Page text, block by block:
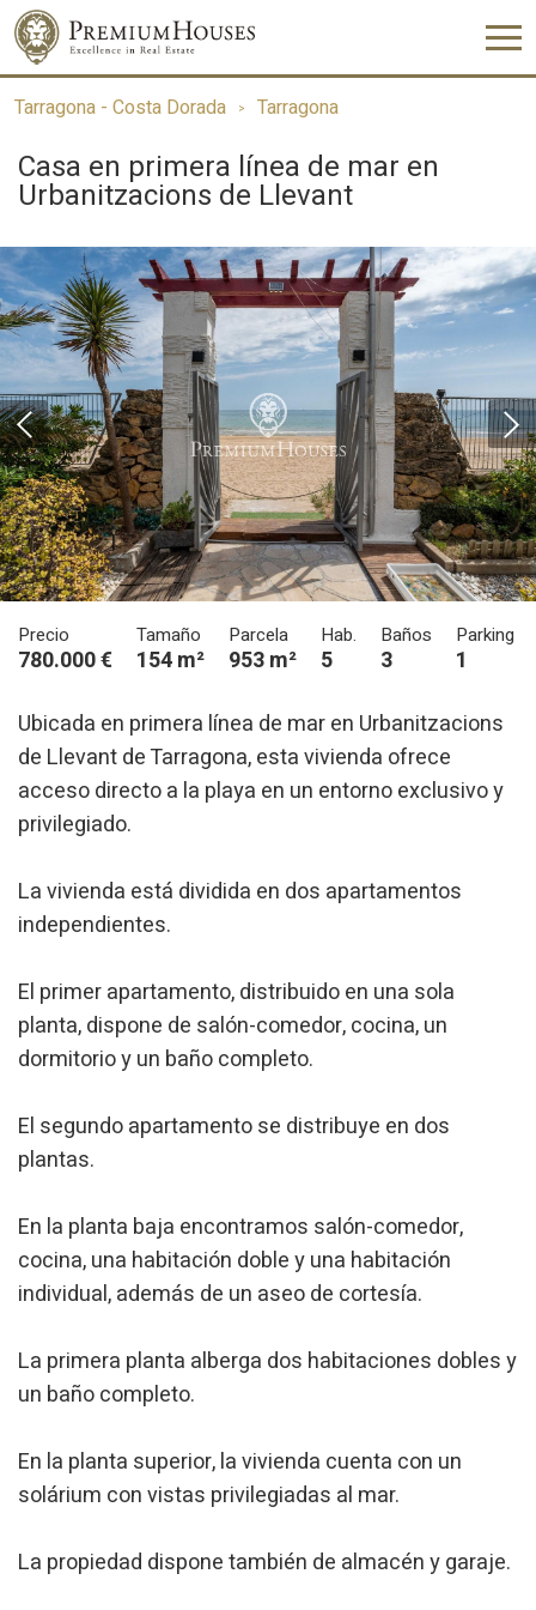
Tarragona - Costa Dorada Tarragona
Casa en primera línea de mar en
Urbanitzacions de Llevant
Precio
780.000 €
Tamaño
154 m²
Parcela
953 m²
Hab.
5
Baños
3
Parking
1
Ubicada en primera línea de mar en Urbanitzacions
de Llevant de Tarragona, esta vivienda ofrece
acceso directo a la playa en un entorno exclusivo y
privilegiado.
La vivienda está dividida en dos apartamentos
independientes.
El primer apartamento, distribuido en una sola
planta, dispone de salón-comedor, cocina, un
dormitorio y un baño completo.
El segundo apartamento se distribuye en dos
plantas.
En la planta baja encontramos salón-comedor,
cocina, una habitación doble y una habitación
individual, además de un aseo de cortesía.
La primera planta alberga dos habitaciones dobles y
un baño completo.
En la planta superior, la vivienda cuenta con un
solárium con vistas privilegiadas al mar.
La propiedad dispone también de almacén y garaje.